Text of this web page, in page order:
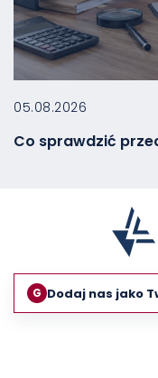
05.08.2026
Co sprawdzić
G Dodaj nas jako